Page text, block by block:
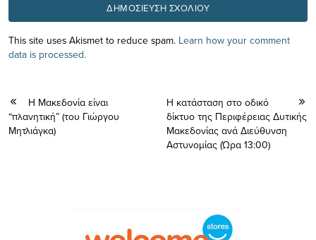
This site uses Akismet to reduce spam. Learn how your comment
data is processed.
Η Μακεδονία είναι
“πλανητική” (του Γιώργου
Μητλιάγκα)
Η κατάσταση στο οδικό
δίκτυο της Περιφέρειας Δυτικής
Μακεδονίας ανά Διεύθυνση
Αστυνομίας (Ώρα 13:00)